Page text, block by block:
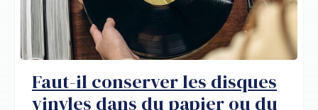
Faut-il conserver les disques
vinyles dans du papier ou du